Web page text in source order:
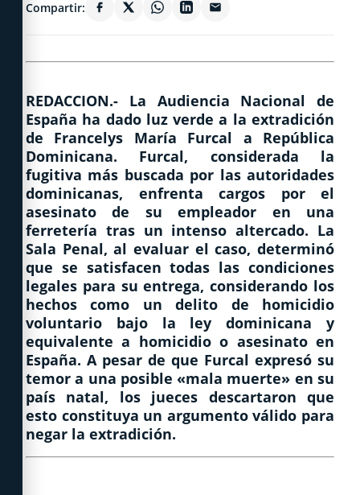
Compartir:
REDACCION.- La Audiencia Nacional de
España ha dado luz verde a la extradición
de Francelys María Furcal a República
Dominicana. Furcal, considerada la
fugitiva más buscada por las autoridades
dominicanas, enfrenta cargos por el
asesinato de su empleador en una
ferretería tras un intenso altercado. La
Sala Penal, al evaluar el caso, determinó
que se satisfacen todas las condiciones
legales para su entrega, considerando los
hechos como un delito de homicidio
voluntario bajo la ley dominicana y
equivalente a homicidio o asesinato en
España. A pesar de que Furcal expresó su
temor a una posible «mala muerte» en su
país natal, los jueces descartaron que
esto constituya un argumento válido para
negar la extradición.